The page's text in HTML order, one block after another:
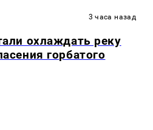
3 часа назад
охлаждать реку
горбатого